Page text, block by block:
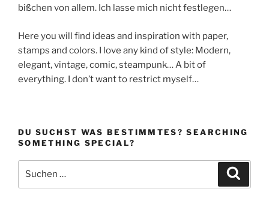
bißchen von allem. Ich lasse mich nicht festlegen…
Here you will find ideas and inspiration with paper,
stamps and colors. I love any kind of style: Modern,
elegant, vintage, comic, steampunk… A bit of
everything. I don’t want to restrict myself…
DU SUCHST WAS BESTIMMTES? SEARCHING
SOMETHING SPECIAL?
nach: